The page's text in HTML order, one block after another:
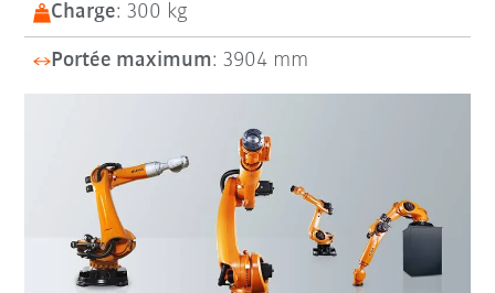
Charge: 300 kg
Portée maximum: 3904 mm